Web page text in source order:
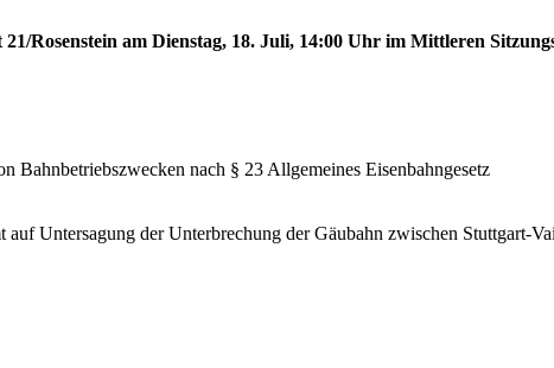
Rosenstein am Dienstag, 18. Juli, 14:00 Uhr im Mittleren
Bahnbetriebszwecken nach § 23 Allgemeines Eisenbahngesetz
Untersagung der Unterbrechung der Gäubahn zwischen Stuttgart-